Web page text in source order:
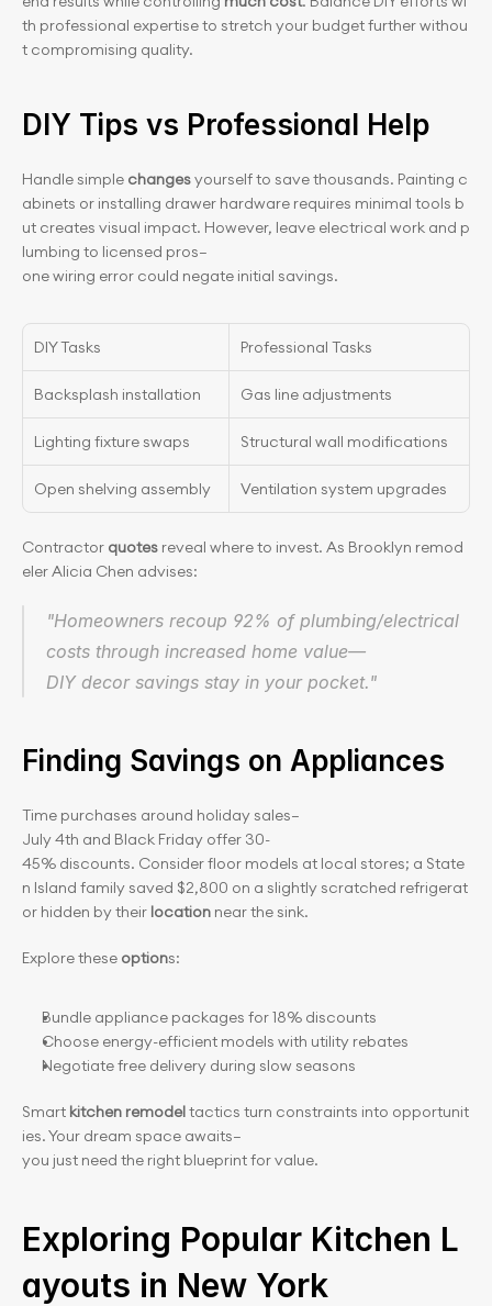
th professional expertise to stretch your budget further withou
t compromising quality.
DIY Tips vs Professional Help
Handle simple changes yourself to save thousands. Painting c
abinets or installing drawer hardware requires minimal tools b
ut creates visual impact. However, leave electrical work and p
lumbing to licensed pros—
one wiring error could negate initial savings.
DIY Tasks Professional Tasks
Backsplash installation Gas line adjustments
Lighting fixture swaps Structural wall modifications
Open shelving assembly Ventilation system upgrades
Contractor quotes reveal where to invest. As Brooklyn remod
eler Alicia Chen advises:
"Homeowners recoup 92% of plumbing/electrical
costs through increased home value—
DIY decor savings stay in your pocket."
Finding Savings on Appliances
Time purchases around holiday sales—
July 4th and Black Friday offer 30-
45% discounts. Consider floor models at local stores; a State
n Island family saved $2,800 on a slightly scratched refrigerat
or hidden by their location near the sink.
Explore these options:
Bundle appliance packages for 18% discounts
Choose energy-efficient models with utility rebates
Negotiate free delivery during slow seasons
Smart kitchen remodel tactics turn constraints into opportunit
ies. Your dream space awaits—
you just need the right blueprint for value.
Exploring Popular Kitchen L
ayouts in New York